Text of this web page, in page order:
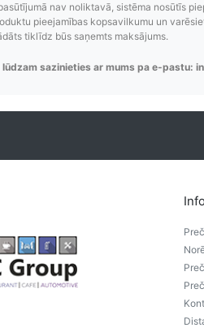
statusa maiņas paziņojumi,
izsekošana, pasūtījumu re-order
nav noliktavā, sistēma nosūtīs
pieejamības kopsavilkumu un
tiklīdz būs saņemts maksājums.
sazinieties ar mums pa e-pastu: